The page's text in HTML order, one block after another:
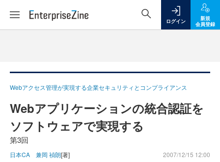
ログイン
新規
会員登録
Webアクセス管理が実現する企業セキュリティとコンプライアンス
Webアプリケーションの統合認証を
ソフトウェアで実現する
第3回
日本CA 兼岡 禎朗[著] 2007/12/15 12:00